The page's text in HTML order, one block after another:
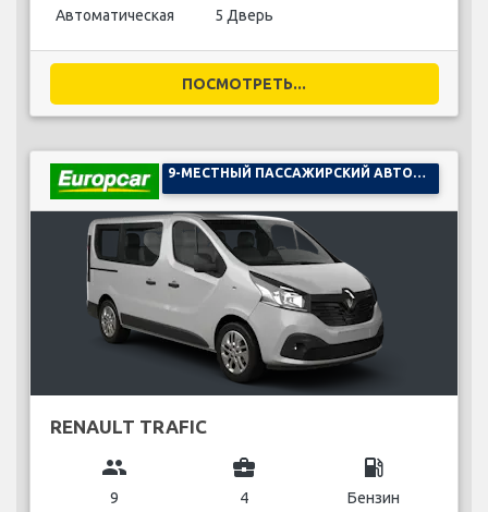
Автоматическая 5 Дверь
ПОСМОТРЕТЬ...
RENAULT TRAFIC
group
9
business_center
4
local_gas_station
Бензин